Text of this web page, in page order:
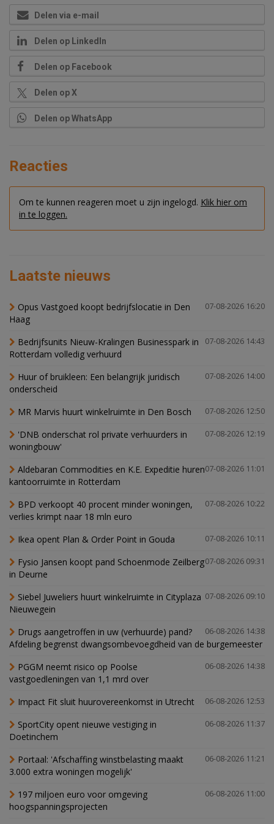
Delen via e-mail
Delen op LinkedIn
Delen op Facebook
Delen op X
Delen op WhatsApp
Reacties
Om te kunnen reageren moet u zijn ingelogd. Klik hier om
in te loggen.
Laatste nieuws
07-08-2026 16:20
Opus Vastgoed koopt bedrijfslocatie in Den
Haag
07-08-2026 14:43
Bedrijfsunits Nieuw-Kralingen Businesspark in
Rotterdam volledig verhuurd
07-08-2026 14:00
Huur of bruikleen: Een belangrijk juridisch
onderscheid
07-08-2026 12:50
MR Marvis huurt winkelruimte in Den Bosch
07-08-2026 12:19
'DNB onderschat rol private verhuurders in
woningbouw'
07-08-2026 11:01
Aldebaran Commodities en K.E. Expeditie huren
kantoorruimte in Rotterdam
07-08-2026 10:22
BPD verkoopt 40 procent minder woningen,
verlies krimpt naar 18 mln euro
07-08-2026 10:11
Ikea opent Plan & Order Point in Gouda
07-08-2026 09:31
Fysio Jansen koopt pand Schoenmode Zeilberg
in Deurne
07-08-2026 09:10
Siebel Juweliers huurt winkelruimte in Cityplaza
Nieuwegein
06-08-2026 14:38
Drugs aangetroffen in uw (verhuurde) pand?
Afdeling begrenst dwangsombevoegdheid van de burgemeester
06-08-2026 14:38
PGGM neemt risico op Poolse
vastgoedleningen van 1,1 mrd over
06-08-2026 12:53
Impact Fit sluit huurovereenkomst in Utrecht
06-08-2026 11:37
SportCity opent nieuwe vestiging in
Doetinchem
06-08-2026 11:21
Portaal: 'Afschaffing winstbelasting maakt
3.000 extra woningen mogelijk'
06-08-2026 11:00
197 miljoen euro voor omgeving
hoogspanningsprojecten